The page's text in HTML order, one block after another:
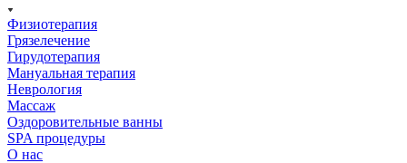
Физиотерапия
Грязелечение
Гирудотерапия
Мануальная терапия
Неврология
Массаж
Оздоровительные ванны
SPA процедуры
О нас